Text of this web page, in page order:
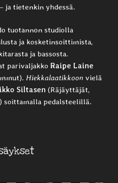
ja tietenkin yhdessä.
tuotannon studiolla
ja kosketinsoittimista,
ja bassosta.
parivaljakko Raipe Laine
Hiekkalaatikkoon vielä
Siltasen (Räjäyttäjät,
soittamalla pedalsteelillä.